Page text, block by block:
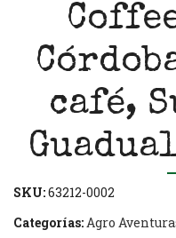
café,
SKU:63212-0002
Categorías: Agro